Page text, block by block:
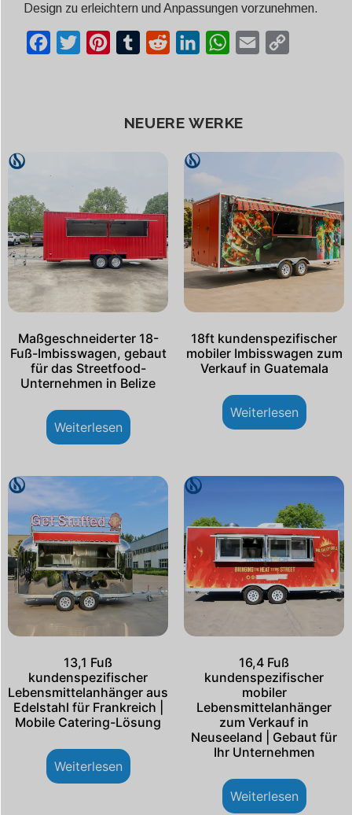
Design zu erleichtern und Anpassungen vorzunehmen.
Facebook
Twitter Pinterest
Tumblr Reddit LinkedInWhatsApp
Email
NEUERE WERKE
Maßgeschneiderter 18-
Fuß-Imbisswagen, gebaut
für das Streetfood-
Unternehmen in Belize
Weiterlesen
18ft kundenspezifischer
mobiler Imbisswagen zum
Verkauf in Guatemala
Weiterlesen
13,1 Fuß
kundenspezifischer
Lebensmittelanhänger aus
Edelstahl für Frankreich |
Mobile Catering-Lösung
Weiterlesen
16,4 Fuß
kundenspezifischer
mobiler
Lebensmittelanhänger
zum Verkauf in
Neuseeland | Gebaut für
Ihr Unternehmen
Weiterlesen